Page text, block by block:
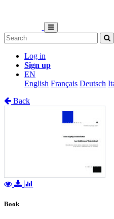
Log in
Sign up
EN
English Français Deutsch
Back
Book